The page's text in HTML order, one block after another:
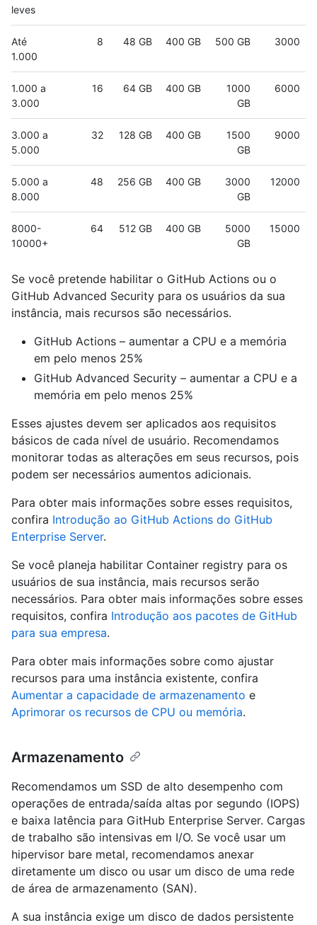
leves
Até
1.000
8 48 GB 400 GB 500 GB 3000
1.000 a
3.000
16 64 GB 400 GB
1000
GB
6000
3.000 a
5.000
32 128 GB 400 GB
1500
GB
9000
5.000 a
8.000
48 256 GB 400 GB
3000
GB
12000
8000-
10000+
64 512 GB 400 GB
5000
GB
15000
Se você pretende habilitar o GitHub Actions ou o
GitHub Advanced Security para os usuários da sua
instância, mais recursos são necessários.
GitHub Actions – aumentar a CPU e a memória
em pelo menos 25%
GitHub Advanced Security – aumentar a CPU e a
memória em pelo menos 25%
Esses ajustes devem ser aplicados aos requisitos
básicos de cada nível de usuário. Recomendamos
monitorar todas as alterações em seus recursos, pois
podem ser necessários aumentos adicionais.
Para obter mais informações sobre esses requisitos,
confira Introdução ao GitHub Actions do GitHub
Enterprise Server.
Se você planeja habilitar Container registry para os
usuários de sua instância, mais recursos serão
necessários. Para obter mais informações sobre esses
requisitos, confira Introdução aos pacotes de GitHub
para sua empresa.
Para obter mais informações sobre como ajustar
recursos para uma instância existente, confira
Aumentar a capacidade de armazenamento e
Aprimorar os recursos de CPU ou memória.
Armazenamento
Recomendamos um SSD de alto desempenho com
operações de entrada/saída altas por segundo (IOPS)
e baixa latência para GitHub Enterprise Server. Cargas
de trabalho são intensivas em I/O. Se você usar um
hipervisor bare metal, recomendamos anexar
diretamente um disco ou usar um disco de uma rede
de área de armazenamento (SAN).
A sua instância exige um disco de dados persistente